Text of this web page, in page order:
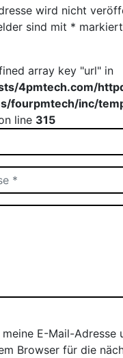
wird nicht
sind mit * markiert
array key "url" in
4pmtech.com/
fourpmtech/inc/
line 315
meine E-Mail-Adresse
Browser für die